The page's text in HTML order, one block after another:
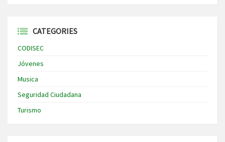
CATEGORIES
CODISEC
Jóvenes
Musica
Seguridad Ciudadana
Turismo